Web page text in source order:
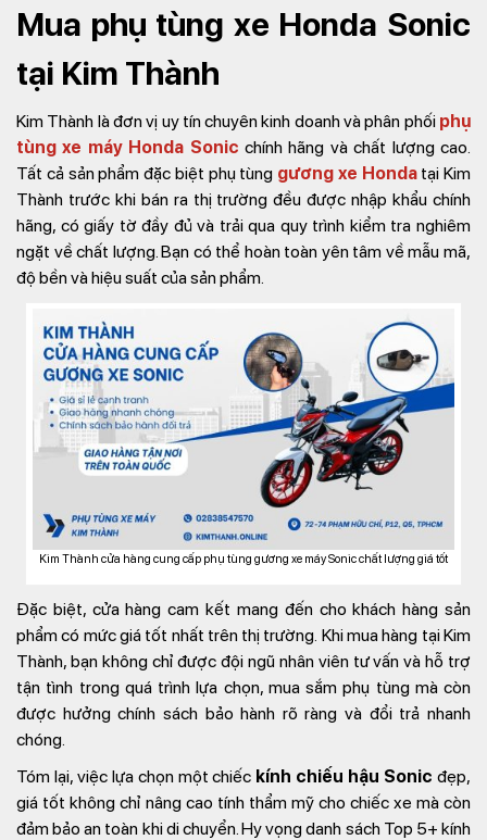
Mua phụ tùng xe Honda Sonic
tại Kim Thành
Kim Thành là đơn vị uy tín chuyên kinh doanh và phân phối phụ
tùng xe máy Honda Sonic chính hãng và chất lượng cao.
Tất cả sản phẩm đặc biệt phụ tùng gương xe Hondatại Kim
Thành trước khi bán ra thị trường đều được nhập khẩu chính
hãng, có giấy tờ đầy đủ và trải qua quy trình kiểm tra nghiêm
ngặt về chất lượng. Bạn có thể hoàn toàn yên tâm về mẫu mã,
độ bền và hiệu suất của sản phẩm.
Kim Thành cửa hàng cung cấp phụ tùng gương xe máy Sonic chất lượng giá tốt
Đặc biệt, cửa hàng cam kết mang đến cho khách hàng sản
phẩm có mức giá tốt nhất trên thị trường. Khi mua hàng tại Kim
Thành, bạn không chỉ được đội ngũ nhân viên tư vấn và hỗ trợ
tận tình trong quá trình lựa chọn, mua sắm phụ tùng mà còn
được hưởng chính sách bảo hành rõ ràng và đổi trả nhanh
chóng.
Tóm lại, việc lựa chọn một chiếc kính chiếu hậu Sonic đẹp,
giá tốt không chỉ nâng cao tính thẩm mỹ cho chiếc xe mà còn
đảm bảo an toàn khi di chuyển. Hy vọng danh sách Top 5+ kính